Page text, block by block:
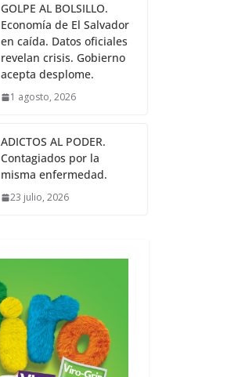
GOLPE AL BOLSILLO.
Economía de El Salvador
en caída. Datos oficiales
revelan crisis. Gobierno
acepta desplome.
1 agosto, 2026
ADICTOS AL PODER.
Contagiados por la
misma enfermedad.
23 julio, 2026